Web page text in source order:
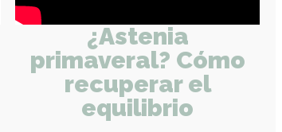
¿Astenia
primaveral? Cómo
recuperar el
equilibrio